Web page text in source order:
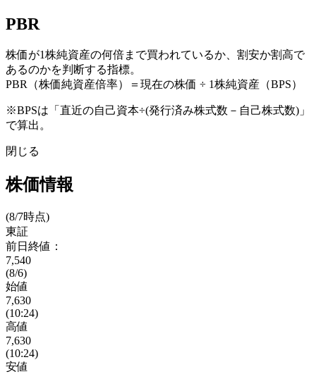
PBR
株価が1株純資産の何倍まで買われているか、割安か割高で
あるのかを判断する指標。
PBR（株価純資産倍率）＝現在の株価 ÷ 1株純資産（BPS）
※BPSは「直近の自己資本÷(発行済み株式数－自己株式数)」
で算出。
閉じる
株価情報
(8/7時点)
東証
前日終値：
7,540
(8/6)
始値
7,630
(10:24)
高値
7,630
(10:24)
安値